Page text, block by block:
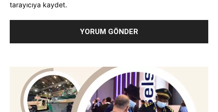
tarayıcıya kaydet.